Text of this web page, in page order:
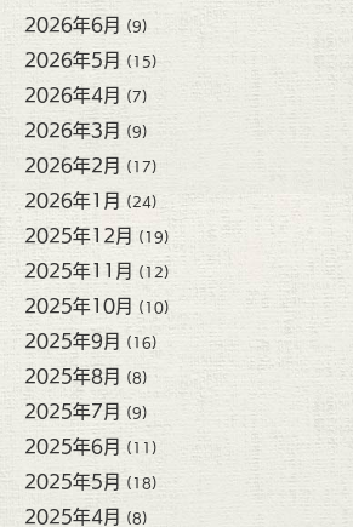
2026年6月 (9)
2026年5月 (15)
2026年4月 (7)
2026年3月 (9)
2026年2月 (17)
2026年1月 (24)
2025年12月 (19)
2025年11月 (12)
2025年10月 (10)
2025年9月 (16)
2025年8月 (8)
2025年7月 (9)
2025年6月 (11)
2025年5月 (18)
2025年4月 (8)